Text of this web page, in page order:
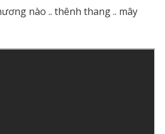
nào .. thênh thang .. mây